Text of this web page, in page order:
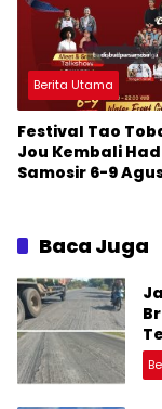
Nasution
Berita Utama
Festival Tao
Jou Kembali
Samosir 6-9
Peluangnya
Baca Juga